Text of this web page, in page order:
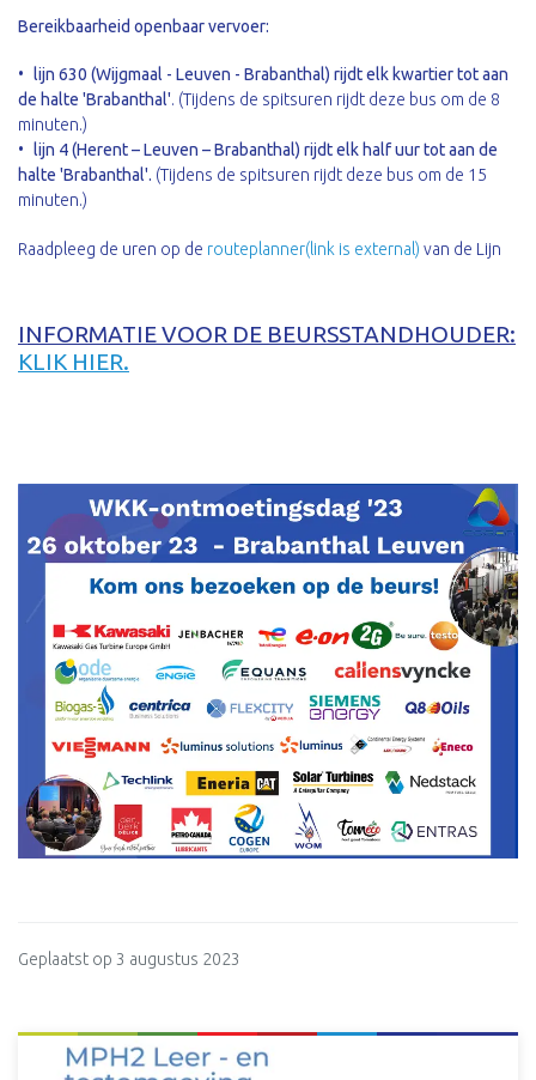
Bereikbaarheid openbaar vervoer:
lijn 630 (Wijgmaal - Leuven - Brabanthal) rijdt elk kwartier tot aan
de halte 'Brabanthal'. (Tijdens de spitsuren rijdt deze bus om de 8
minuten.)
lijn 4 (Herent – Leuven – Brabanthal) rijdt elk half uur tot aan de
halte 'Brabanthal'. (Tijdens de spitsuren rijdt deze bus om de 15
minuten.)
Raadpleeg de uren op de routeplanner(link is external) van de Lijn
INFORMATIE VOOR DE BEURSSTANDHOUDER:
KLIK HIER.
Geplaatst op 3 augustus 2023